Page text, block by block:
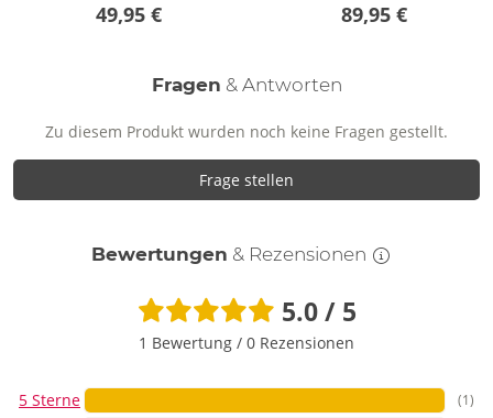
49,95 € 89,95 €
Fragen & Antworten
Zu diesem Produkt wurden noch keine Fragen gestellt.
Frage stellen
Bewertungen & Rezensionen
5.0 / 5
1 Bewertung / 0 Rezensionen
5 Sterne (1)